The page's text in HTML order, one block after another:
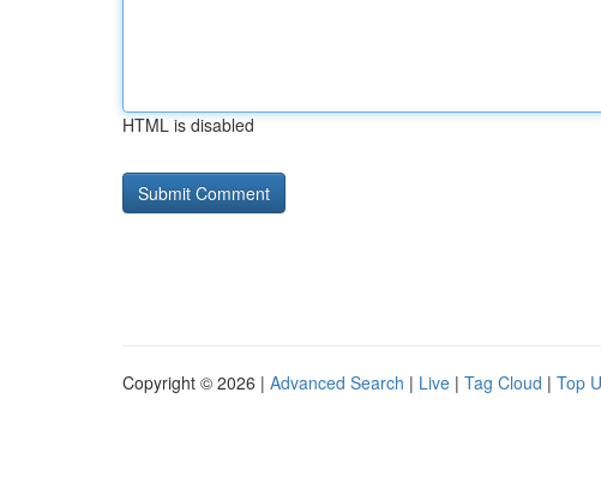
HTML is disabled
Copyright © 2026 | Advanced Search | Live | Tag Cloud | Top